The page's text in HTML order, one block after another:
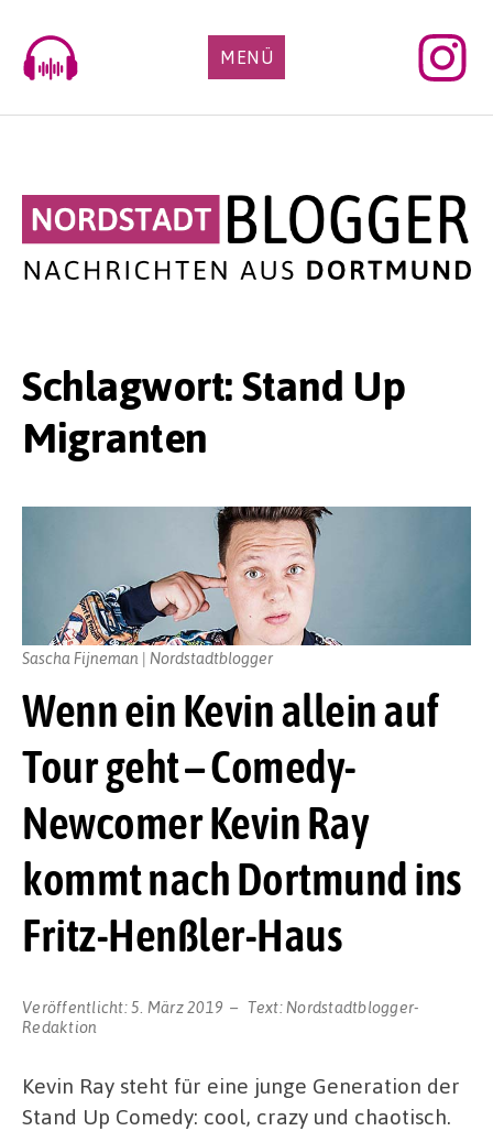
content
MENÜ
Schlagwort:Stand Up
Migranten
Wenn ein Kevin allein auf
Tour geht – Comedy-
Newcomer Kevin Ray
kommt nach Dortmund ins
Fritz-Henßler-Haus
Veröffentlicht:5. März 2019 Text: Nordstadtblogger-
Redaktion
Sascha Fijneman | Nordstadtblogger
Kevin Ray steht für eine junge Generation der
Stand Up Comedy: cool, crazy und chaotisch.